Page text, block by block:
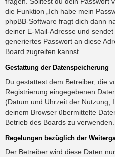
die Funktion „Ich habe mein
phpBB-Software fragt dich dann
deiner E-Mail-Adresse und
generiertes Passwort an diese
Board zugreifen kannst.
Gestattung der Datenspeicherung
Du gestattest dem Betreiber, die
Registrierung eingegebenen
(Datum und Uhrzeit der Nutzung,
deinem Browser übermittelte
Betrieb des Boards zu verwenden.
Regelungen bezüglich der
Der Betreiber wird diese Daten